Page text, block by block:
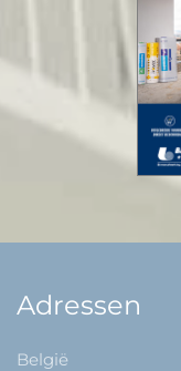
Adressen
België